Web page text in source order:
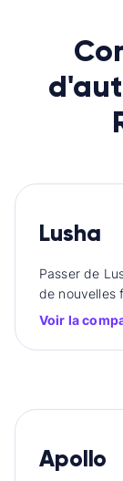
Lusha
Passer de
de nouvelles
Voir la
Apollo